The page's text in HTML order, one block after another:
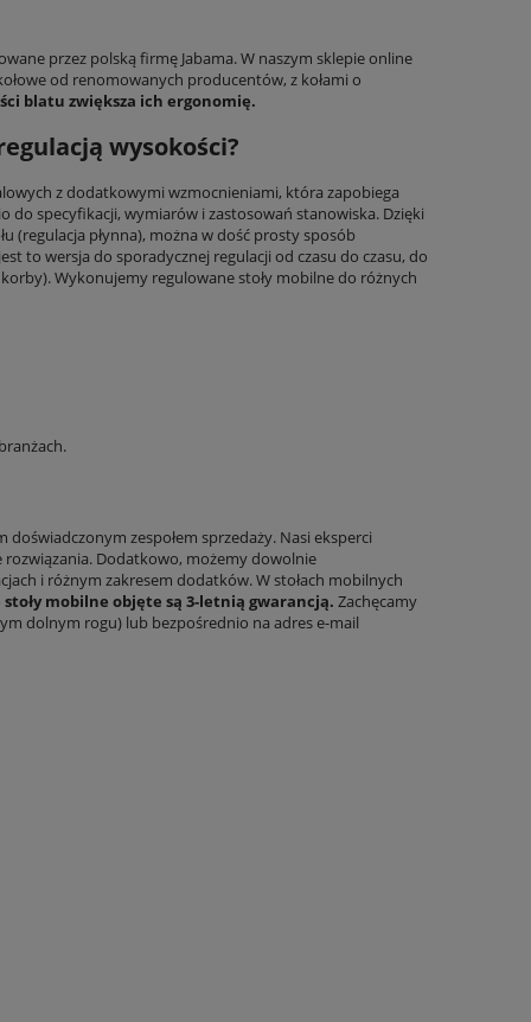
przez polską firmę Jabama. W naszym sklepie online
od renomowanych producentów, z kołami o
blatu zwiększa ich ergonomię.
wysokości?
z dodatkowymi wzmocnieniami, która zapobiega
specyfikacji, wymiarów i zastosowań stanowiska. Dzięki
(regulacja płynna), można w dość prosty sposób
to wersja do sporadycznej regulacji od czasu do czasu, do
Wykonujemy regulowane stoły mobilne do różnych
zespołem sprzedaży. Nasi eksperci
Dodatkowo, możemy dowolnie
i różnym zakresem dodatków. W stołach mobilnych
stoły mobilne objęte są 3-letnią gwarancją. Zachęcamy
dolnym rogu) lub bezpośrednio na adres e-mail